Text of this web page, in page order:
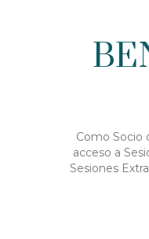
Como Socio
acceso a
Sesiones